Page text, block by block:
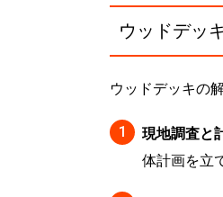
ウッドデッ
ウッドデッキの
現地調査と
体計画を立